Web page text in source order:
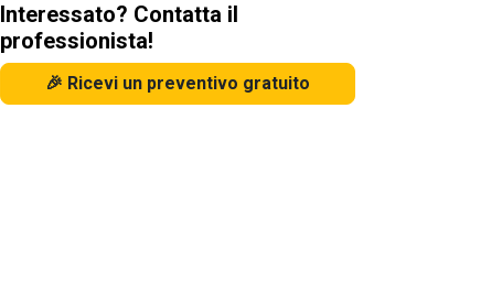
Interessato? Contatta il
professionista!
🎉 Ricevi un preventivo gratuito